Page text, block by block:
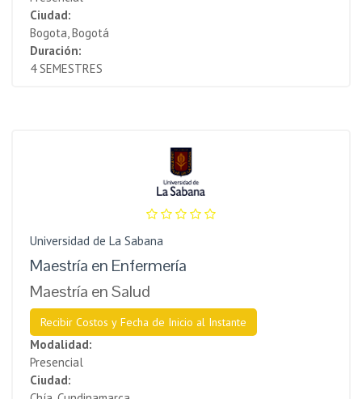
Ciudad:
Bogota, Bogotá
Duración:
4 SEMESTRES
Universidad de La Sabana
Maestría en Enfermería
Maestría en Salud
Recibir Costos y Fecha de Inicio al Instante
Modalidad:
Presencial
Ciudad: